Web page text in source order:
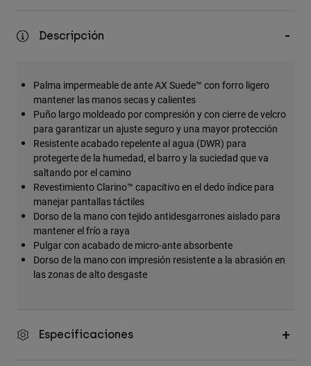
Ver Todo
Gorras y Gorros
Ver todo
Descripción
Palma impermeable de ante AX Suede™ con forro ligero
mantener las manos secas y calientes
Puño largo moldeado por compresión y con cierre de velcro
para garantizar un ajuste seguro y una mayor protección
Resistente acabado repelente al agua (DWR) para
protegerte de la humedad, el barro y la suciedad que va
saltando por el camino
Revestimiento Clarino™ capacitivo en el dedo índice para
manejar pantallas táctiles
Dorso de la mano con tejido antidesgarrones aislado para
mantener el frío a raya
Pulgar con acabado de micro-ante absorbente
Dorso de la mano con impresión resistente a la abrasión en
las zonas de alto desgaste
Especificaciones